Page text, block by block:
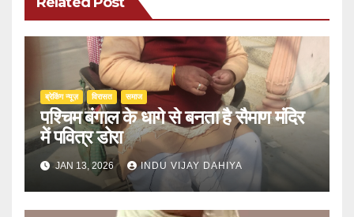
ब्रेकिंग न्यूज़ ‍‍विरासत समाज
पश्चिम बंगाल के धागे से बनता है सैमाण मंदिर
में पवित्र डोरा
JAN 13, 2026 INDU VIJAY DAHIYA